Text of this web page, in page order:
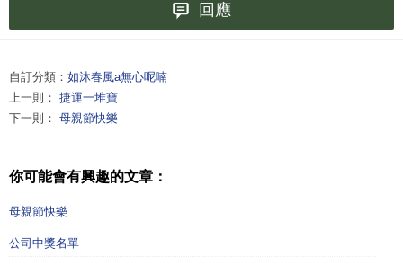
回應
自訂分類： 如沐春風a無心呢喃
上一則： 捷運一堆寶
下一則： 母親節快樂
你可能會有興趣的文章：
母親節快樂
公司中獎名單